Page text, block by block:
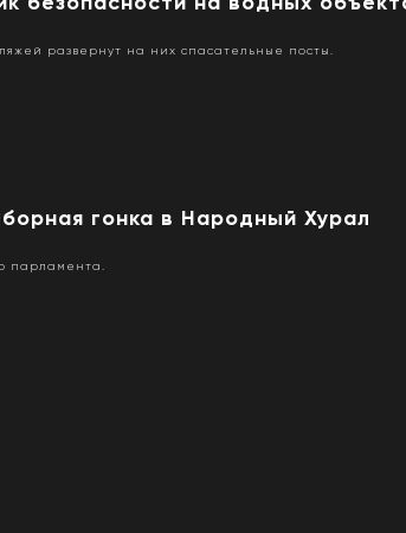
развернут на них спасательные посты.
гонка в Народный Хурал
парламента.